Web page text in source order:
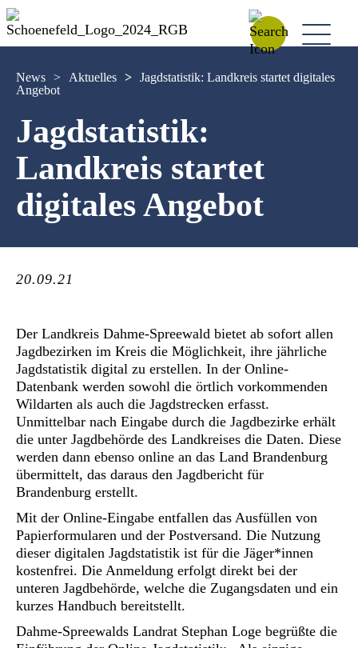
News > Aktuelles > Jagdstatistik: Landkreis startet digitales
Angebot
Jagdstatistik:
Landkreis startet
digitales Angebot
20.09.21
Der Landkreis Dahme-Spreewald bietet ab sofort allen
Jagdbezirken im Kreis die Möglichkeit, ihre jährliche
Jagdstatistik digital zu erstellen. In der Online-
Datenbank werden sowohl die örtlich vorkommenden
Wildarten als auch die Jagdstrecken erfasst.
Unmittelbar nach Eingabe durch die Jagdbezirke erhält
die unter Jagdbehörde des Landkreises die Daten. Diese
werden dann ebenso online an das Land Brandenburg
übermittelt, das daraus den Jagdbericht für
Brandenburg erstellt.
Mit der Online-Eingabe entfallen das Ausfüllen von
Papierformularen und der Postversand. Die Nutzung
dieser digitalen Jagdstatistik ist für die Jäger*innen
kostenfrei. Die Anmeldung erfolgt direkt bei der
unteren Jagdbehörde, welche die Zugangsdaten und ein
kurzes Handbuch bereitstellt.
Dahme-Spreewalds Landrat Stephan Loge begrüßte die